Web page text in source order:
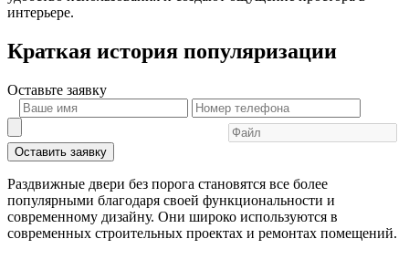
интерьере.
Краткая история популяризации
Оставьте заявку
Оставить заявку
Раздвижные двери без порога становятся все более
популярными благодаря своей функциональности и
современному дизайну. Они широко используются в
современных строительных проектах и ремонтах помещений.